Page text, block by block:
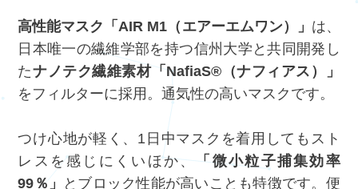
高性能マスク「AIR M1（エアーエムワン）」 は、
日本唯一の繊維学部を持つ信州大学と共同開発し
たナノテク繊維素材「NafiaS®（ナフィアス）」
をフィルターに採用。通気性の高いマスクです。
つけ心地が軽く、1日中マスクを着用してもスト
レスを感じにくいほか、 「微小粒子捕集効率
99％」
とブロック性能が高いことも特徴です。便